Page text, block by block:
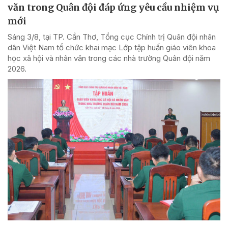
văn trong Quân đội đáp ứng yêu cầu nhiệm vụ
mới
Sáng 3/8, tại TP. Cần Thơ, Tổng cục Chính trị Quân đội nhân
dân Việt Nam tổ chức khai mạc Lớp tập huấn giáo viên khoa
học xã hội và nhân văn trong các nhà trường Quân đội năm
2026.